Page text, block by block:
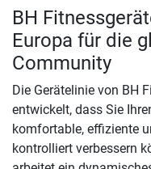
BH
Europa für die
Community
Die Gerätelinie von BH
entwickelt, dass Sie
komfortable, effiziente
kontrolliert verbessern